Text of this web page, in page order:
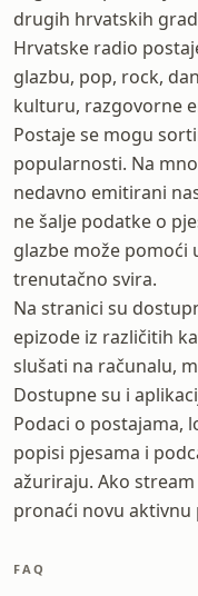
drugih hrvatskih
Hrvatske radio
glazbu, pop, rock,
kulturu, razgovorne
Postaje se mogu
popularnosti. Na
nedavno emitirani
ne šalje podatke o
glazbe može pomoći
trenutačno svira.
Na stranici su
epizode iz različitih
slušati na računalu,
Dostupne su i
Podaci o postajama,
popisi pjesama i
ažuriraju. Ako
pronaći novu aktivnu
FAQ